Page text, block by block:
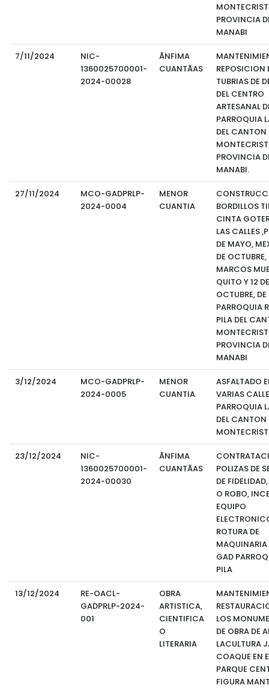
PROVINCIA
MANABI
7/11/2024
NIC-
1360025700001-
2024-00028
ÃNFIMA
CUANTÃAS
REPOSICION
TUBRIAS DE
DEL CENTRO
ARTESANAL
PARROQUIA
DEL CANTON
PROVINCIA
MANABI.
27/11/2024
MCO-GADPRLP-
2024-0004
MENOR
CUANTIA
BORDILLOS
CINTA
LAS CALLES
DE MAYO,
DE OCTUBRE,
MARCOS
QUITO Y 12 DE
OCTUBRE, DE
PARROQUIA
PILA DEL
PROVINCIA
MANABI
3/12/2024
MCO-GADPRLP-
2024-0005
MENOR
CUANTIA
ASFALTADO
VARIAS
PARROQUIA
DEL CANTON
23/12/2024
NIC-
1360025700001-
2024-00030
ÃNFIMA
CUANTÃAS
POLIZAS DE
DE
O ROBO,
EQUIPO
ROTURA DE
MAQUINARIA
GAD
PILA
13/12/2024
RE-OACL-
GADPRLP-2024-
001
OBRA
ARTISTICA,
CIENTIFICA
O
LITERARIA
LOS
DE OBRA DE
LACULTURA
COAQUE EN
PARQUE
FIGURA